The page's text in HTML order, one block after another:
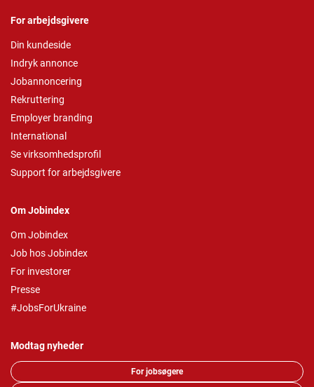
For arbejdsgivere
Din kundeside
Indryk annonce
Jobannoncering
Rekruttering
Employer branding
International
Se virksomhedsprofil
Support for arbejdsgivere
Om Jobindex
Om Jobindex
Job hos Jobindex
For investorer
Presse
#JobsForUkraine
Modtag nyheder
For jobsøgere